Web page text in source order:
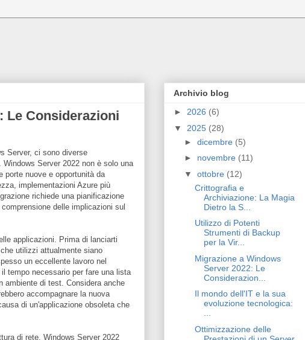
Le Considerazioni
Server, ci sono diverse
Server 2022 non è solo una
porte nuove e opportunità da
implementazioni Azure più
richiede una pianificazione
delle implicazioni sul
applicazioni. Prima di lanciarti
utilizzi attualmente siano
un eccellente lavoro nel
tempo necessario per fare una lista
ambiente di test. Considera anche
accompagnare la nuova
di un'applicazione obsoleta che
di rete. Windows Server 2022
Archivio blog
► 2026 (6)
▼ 2025 (28)
► dicembre (5)
► novembre (11)
▼ ottobre (12)
Crittografia e
Archiviazione: La Magia
Dietro la S...
Utilizzo di Potenti
Strumenti di Backup
per la Vir...
Migrazione a Windows
Server 2022: Le
Considerazion...
Il mondo dell'IT e la sua
evoluzione tecnologica:
...
Ottimizzazione delle